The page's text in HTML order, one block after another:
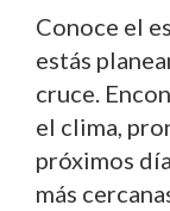
Conoce el
estás
cruce.
el clima,
próximos
más